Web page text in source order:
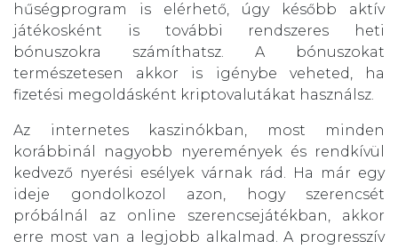
hűségprogram is elérhető, úgy később aktív
játékosként is további rendszeres heti
bónuszokra számíthatsz. A bónuszokat
természetesen akkor is igénybe veheted, ha
fizetési megoldásként kriptovalutákat használsz.
Az internetes kaszinókban, most minden
korábbinál nagyobb nyeremények és rendkívül
kedvező nyerési esélyek várnak rád. Ha már egy
ideje gondolkozol azon, hogy szerencsét
próbálnál az online szerencsejátékban, akkor
erre most van a legjobb alkalmad. A progresszív